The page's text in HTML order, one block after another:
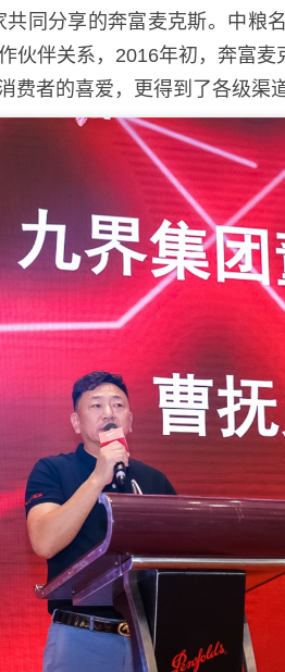
共同分享的奔富麦克斯。中粮
伙伴关系，2016年初，奔富
者的喜爱，更得到了各级渠